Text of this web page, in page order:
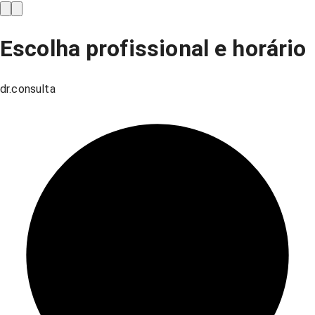
Escolha profissional e horário
dr.consulta